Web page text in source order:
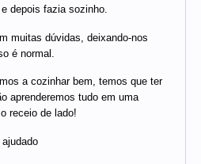
depois fazia sozinho.
muitas dúvidas, deixando-nos
é normal.
a cozinhar bem, temos que ter
aprenderemos tudo em uma
receio de lado!